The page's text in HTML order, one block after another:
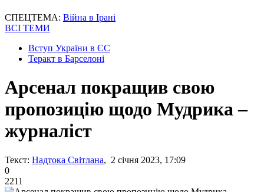
СПЕЦТЕМА: Війна в Ірані
ВСІ ТЕМИ
Вступ України в ЄС
Теракт в Барселоні
Арсенал покращив свою
пропозицію щодо Мудрика –
журналіст
Текст: Надтока Світлана, 2 січня 2023, 17:09
0
2211